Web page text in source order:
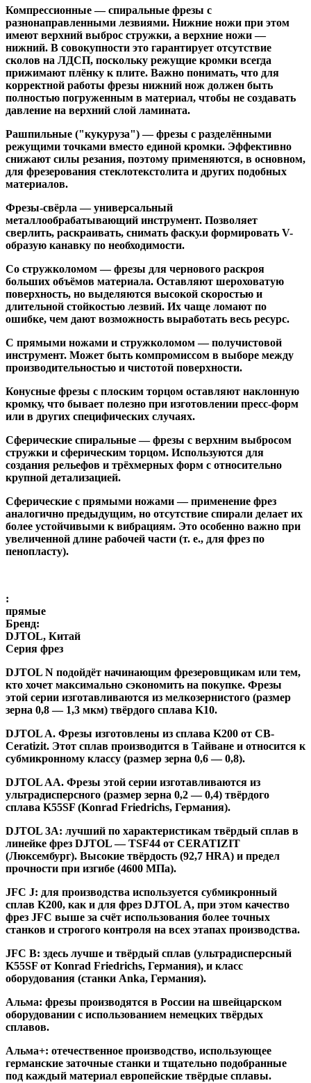
Компрессионные— спиральные фрезы с
разнонаправленными лезвиями. Нижние ножи при этом
имеют верхний выброс стружки, а верхние ножи —
нижний. В совокупности это гарантирует отсутствие
сколов на ЛДСП, поскольку режущие кромки всегда
прижимают плёнку к плите. Важно понимать, что для
корректной работы фрезы нижний нож должен быть
полностью погруженным в материал, чтобы не создавать
давление на верхний слой ламината.
Рашпильные ("кукуруза")— фрезы с разделёнными
режущими точками вместо единой кромки. Эффективно
снижают силы резания, поэтому применяются, в основном,
для фрезерования стеклотекстолита и других подобных
материалов.
Фрезы-свёрла — универсальный
металлообрабатывающий инструмент. Позволяет
сверлить, раскраивать, снимать фаску.и формировать V-
образую канавку по необходимости.
Со стружколомом— фрезы для чернового раскроя
больших объёмов материала. Оставляют шероховатую
поверхность, но выделяются высокой скоростью и
длительной стойкостью лезвий. Их чаще ломают по
ошибке, чем дают возможность выработать весь ресурс.
С прямыми ножами и стружколомом— получистовой
инструмент. Может быть компромиссом в выборе между
производительностью и чистотой поверхности.
Конусные фрезы с плоским торцом оставляют наклонную
кромку, что бывает полезно при изготовлении пресс-форм
или в других специфических случаях.
Сферические спиральные— фрезы с верхним выбросом
стружки и сферическим торцом. Используются для
создания рельефов и трёхмерных форм с относительно
крупной детализацией.
Сферические с прямыми ножами— применение фрез
аналогично предыдущим, но отсутствие спирали делает их
более устойчивыми к вибрациям. Это особенно важно при
увеличенной длине рабочей части (т. е., для фрез по
пенопласту).
:
прямые
Бренд:
DJTOL, Китай
Серия фрез
DJTOL N подойдёт начинающим фрезеровщикам или тем,
кто хочет максимально сэкономить на покупке. Фрезы
этой серии изготавливаются из мелкозернистого (размер
зерна 0,8 — 1,3 мкм) твёрдого сплава K10.
DJTOL A. Фрезы изготовлены из сплава K200 от CB-
Ceratizit. Этот сплав производится в Тайване и относится к
субмикронному классу (размер зерна 0,6 — 0,8).
DJTOL AA. Фрезы этой серии изготавливаются из
ультрадисперсного (размер зерна 0,2 — 0,4) твёрдого
сплава K55SF (Konrad Friedrichs, Германия).
DJTOL 3A: лучший по характеристикам твёрдый сплав в
линейке фрез DJTOL — TSF44 от CERATIZIT
(Люксембург). Высокие твёрдость (92,7 HRA) и предел
прочности при изгибе (4600 МПа).
JFC J: для производства используется субмикронный
сплав K200, как и для фрез DJTOL A, при этом качество
фрез JFC выше за счёт использования более точных
станков и строгого контроля на всех этапах производства.
JFC B: здесь лучше и твёрдый сплав (ультрадисперсный
K55SF от Konrad Friedrichs, Германия), и класс
оборудования (станки Anka, Германия).
Альма: фрезы производятся в России на швейцарском
оборудовании с использованием немецких твёрдых
сплавов.
Альма+: отечественное производство, использующее
германские заточные станки и тщательно подобранные
под каждый материал европейские твёрдые сплавы.